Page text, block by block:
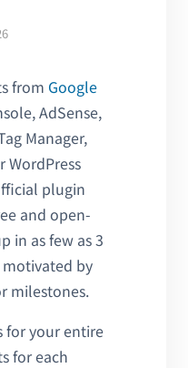
from Google
AdSense,
Manager,
WordPress
plugin
and open-
in as few as 3
motivated by
milestones.
for your entire
for each